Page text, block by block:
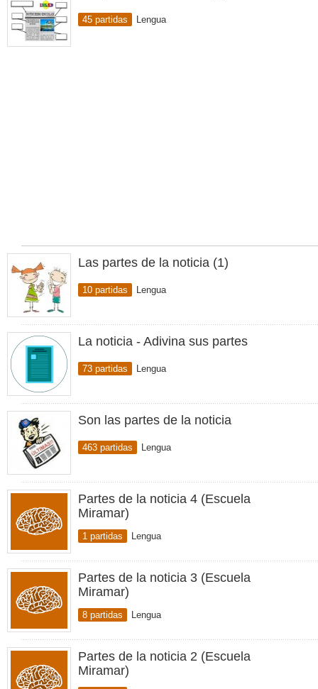
45 partidas Lengua
Las partes de la noticia (1)
10 partidas Lengua
La noticia - Adivina sus partes
73 partidas Lengua
Son las partes de la noticia
463 partidas Lengua
Partes de la noticia 4 (Escuela
Miramar)
1 partidas Lengua
Partes de la noticia 3 (Escuela
Miramar)
8 partidas Lengua
Partes de la noticia 2 (Escuela
Miramar)